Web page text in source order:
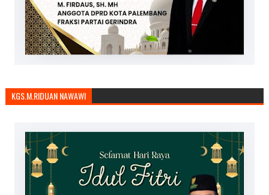
KGS.M.RIDUAN NAWAWI